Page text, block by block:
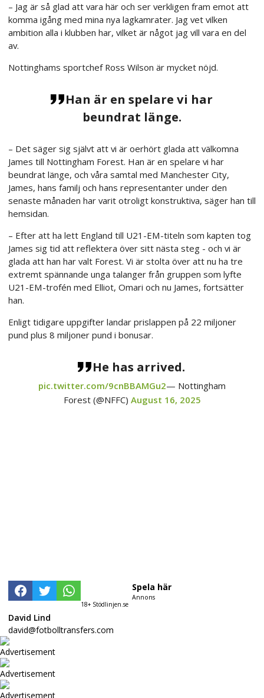
– Jag är så glad att vara här och ser verkligen fram emot att
komma igång med mina nya lagkamrater. Jag vet vilken
ambition alla i klubben har, vilket är något jag vill vara en del
av.
Nottinghams sportchef Ross Wilson är mycket nöjd.
Han är en spelare vi har
beundrat länge.
– Det säger sig självt att vi är oerhört glada att välkomna
James till Nottingham Forest. Han är en spelare vi har
beundrat länge, och våra samtal med Manchester City,
James, hans familj och hans representanter under den
senaste månaden har varit otroligt konstruktiva, säger han till
hemsidan.
– Efter att ha lett England till U21-EM-titeln som kapten tog
James sig tid att reflektera över sitt nästa steg - och vi är
glada att han har valt Forest. Vi är stolta över att nu ha tre
extremt spännande unga talanger från gruppen som lyfte
U21-EM-trofén med Elliot, Omari och nu James, fortsätter
han.
Enligt tidigare uppgifter landar prislappen på 22 miljoner
pund plus 8 miljoner pund i bonusar.
He has arrived.
pic.twitter.com/9cnBBAMGu2— Nottingham
Forest (@NFFC) August 16, 2025
18+ Stödlinjen.se
Spela här
Annons
David Lind
david@fotbolltransfers.com